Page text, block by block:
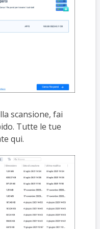
scansione, fai
Tutte le tue
qui.